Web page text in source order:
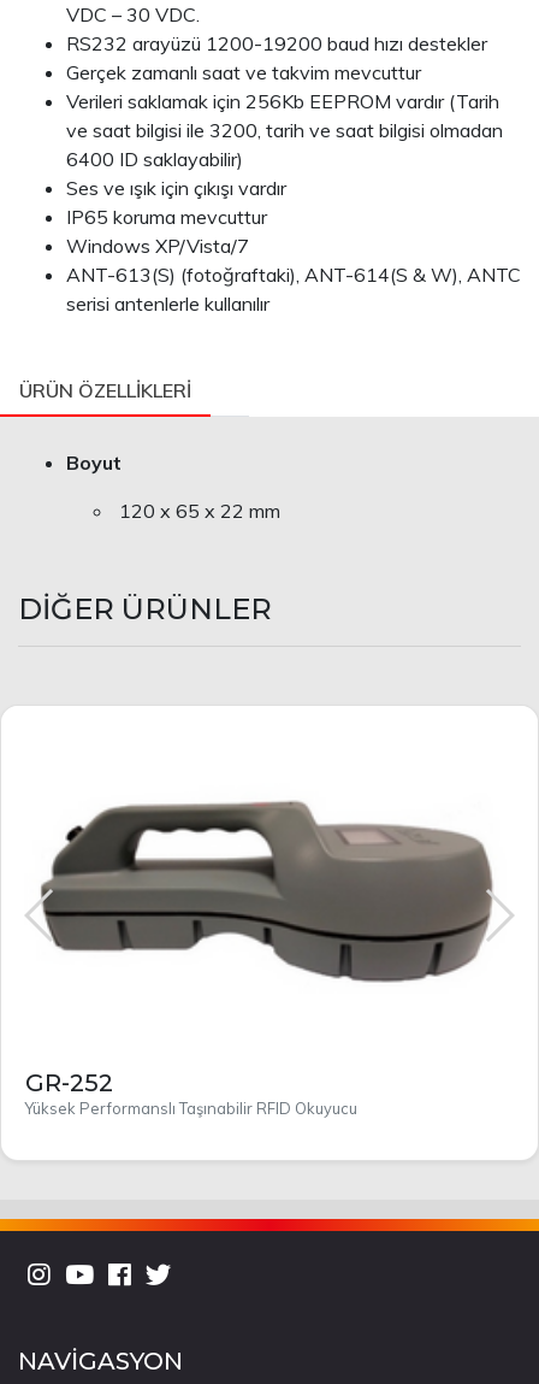
VDC – 30 VDC.
RS232 arayüzü 1200-19200 baud hızı destekler
Gerçek zamanlı saat ve takvim mevcuttur
Verileri saklamak için 256Kb EEPROM vardır (Tarih
ve saat bilgisi ile 3200, tarih ve saat bilgisi olmadan
6400 ID saklayabilir)
Ses ve ışık için çıkışı vardır
IP65 koruma mevcuttur
Windows XP/Vista/7
ANT-613(S) (fotoğraftaki), ANT-614(S & W), ANTC
serisi antenlerle kullanılır
ÜRÜN ÖZELLİKLERİ
Boyut
120 x 65 x 22 mm
DİĞER ÜRÜNLER
GR-252
Yüksek Performanslı Taşınabilir RFID Okuyucu
NAVİGASYON